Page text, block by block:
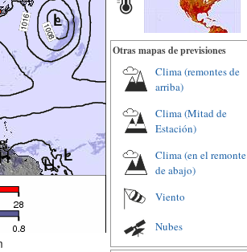
Otras mapas de previsiones
Clima (remontes de
arriba)
Clima (Mitad de
Estación)
Clima (en el remonte
de abajo)
Viento
Nubes